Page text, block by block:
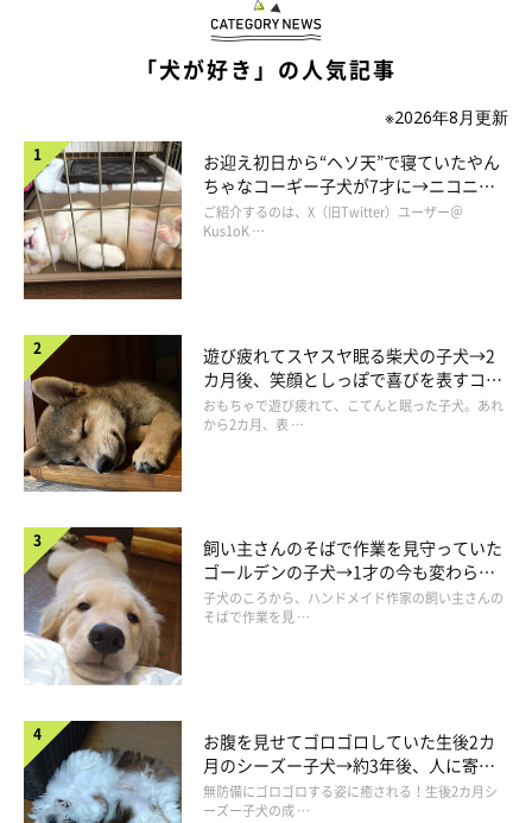
まって一苦労、ブラシをかけようとするとブラシや手に甘噛みを
して、ブラッシングのできないやんちゃ娘だったのですが、今で
はどちらも大人しくやらせてくれます。また、玄関からは指示が
あるまで飛び出してはいけないなどの『やってはいけないこと』
の理解が、ここ数カ月で一気に進んだ気がします」
翠ちゃんはどんなコ？
「犬が好き」の人気記事
※2026年8月更新
お迎え初日から“ヘソ天”で寝ていたやん
ちゃなコーギー子犬が7才に→ニコニ
コ“コーギースマイル”が魅力のコに成
長！
ご紹介するのは、X（旧Twitter）ユーザー＠
Kus1oK …
遊び疲れてスヤスヤ眠る柴犬の子犬→2
カ月後、笑顔としっぽで喜びを表すコに
成長！
おもちゃで遊び疲れて、こてんと眠った子犬。あれ
から2カ月、表 …
飼い主さんのそばで作業を見守っていた
ゴールデンの子犬→1才の今も変わらな
い“見守り隊”の姿にほっこり
子犬のころから、ハンドメイド作家の飼い主さんの
そばで作業を見 …
お腹を見せてゴロゴロしていた生後2カ
月のシーズー子犬→約3年後、人に寄り
添う優しいコに成長した姿にほっこり
無防備にゴロゴロする姿に癒される！生後2カ月シ
ーズー子犬の成 …